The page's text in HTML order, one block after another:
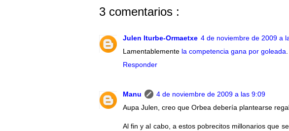
3 comentarios :
Julen Iturbe-Ormaetxe 4 de noviembre de 2009 a
Lamentablemente la competencia gana por goleada
Responder
Manu
4 de noviembre de 2009 a las 9:09
Aupa Julen, creo que Orbea debería plantearse
Al fin y al cabo, a estos pobrecitos millonarios que